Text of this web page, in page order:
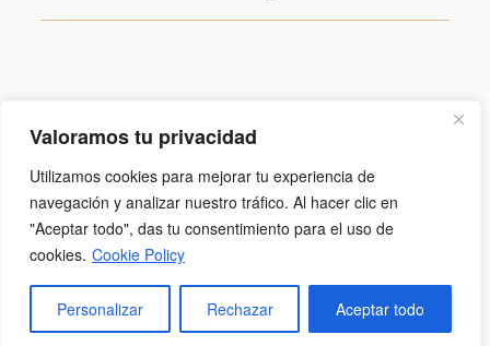
Valoramos tu privacidad
Utilizamos cookies para mejorar tu experiencia de
navegación y analizar nuestro tráfico. Al hacer clic en
"Aceptar todo", das tu consentimiento para el uso de
cookies. Cookie Policy
Personalizar Rechazar Aceptar todo
Aviso legal|Política de cookies
@2026 Carlos Cid